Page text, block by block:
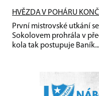
HVĚZDA V POHÁRU
První mistrovské utkání
Sokolovem prohrála v
kola tak postupuje Baník...